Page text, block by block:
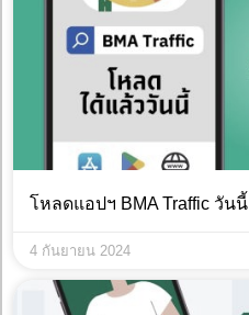
โหลดแอปฯ BMA Traffic วันนี้
4 กันยายน 2024